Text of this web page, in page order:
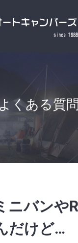
くある質問
ニバンや
だけど…